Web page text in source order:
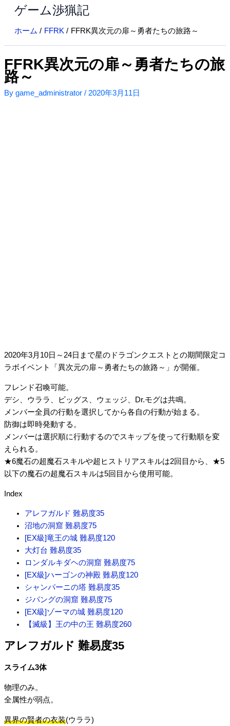
ス
キ
ッ
プ
ゲーム渉猟記
ホーム FFRK FFRK異次元の扉～勇者たちの旅路～
FFRK異次元の扉～勇者たちの旅
路～
By game_administrator / 2020年3月11日
2020年3月10日～24日まで星のドラゴンクエストとの期間限定コ
ラボイベント「異次元の扉～勇者たちの旅路～」が開催。
フレンド召喚可能。
デシ、ウララ、ビッグス、ウェッジ、Dr.モグは共鳴。
メンバー全員の行動を選択してから各自の行動が始まる。
防御は即時発動する。
メンバーは選択順に行動するのでスキップを使って行動順を変
えられる。
★6魔石の超魔石スキルや超ヒストリアスキルは2回目から、★5
以下の魔石の超魔石スキルは5回目から使用可能。
Index
アレフガルド 難易度35
沼地の洞窟 難易度75
[EX級]竜王の城 難易度120
大灯台 難易度35
ロンダルキダヘの洞窟 難易度75
[EX級]ハーゴンの神殿 難易度120
シャンパーニの塔 難易度35
ジパングの洞窟 難易度75
[EX級]ゾーマの城 難易度120
【滅級】王の中の王 難易度260
アレフガルド 難易度35
スライム3体
物理のみ。
全属性が弱点。
異界の賢者の衣装(ウララ)